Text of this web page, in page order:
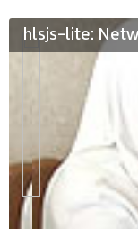
hlsjs-lite: